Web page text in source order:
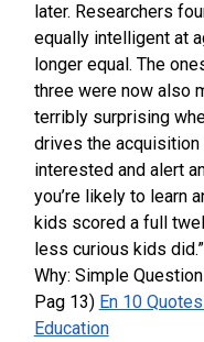
later. Researchers
equally intelligent at
longer equal. The
three were now also
terribly surprising
drives the
interested and alert
you’re likely to learn
kids scored a full
less curious kids
Why: Simple
Pag 13) En 10
Education